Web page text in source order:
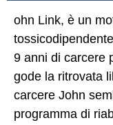
ohn Link, è un
9 anni di carcere
gode la ritrovata
carcere John
programma di